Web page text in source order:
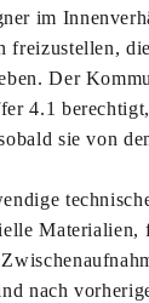
im
freizustellen,
Der
4.1
sie von
nach